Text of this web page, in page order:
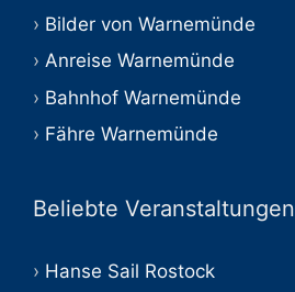
Bilder von Warnemünde
Anreise Warnemünde
Bahnhof Warnemünde
Fähre Warnemünde
Beliebte Veranstaltungen
Hanse Sail Rostock